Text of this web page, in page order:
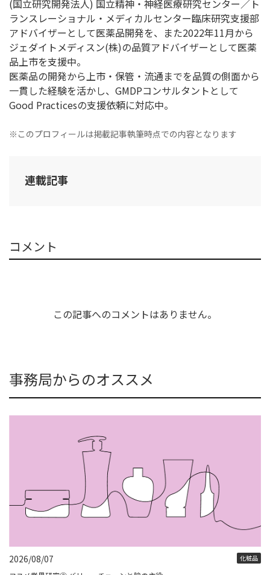
(国立研究開発法人) 国立精神・神経医療研究センター／ト
ランスレーショナル・メディカルセンター臨床研究支援部
アドバイザーとして医薬品開発を、また2022年11月から
ジェダイトメディスン(株)の品質アドバイザーとして医薬
品上市を支援中。
医薬品の開発から上市・保管・流通までを品質の側面から
一貫した経験を活かし、GMDPコンサルタントとして
Good Practicesの支援依頼に対応中。
※このプロフィールは掲載記事執筆時点での内容となります
連載記事
コメント
この記事へのコメントはありません。
事務局からのオススメ
2026/08/07 化粧品